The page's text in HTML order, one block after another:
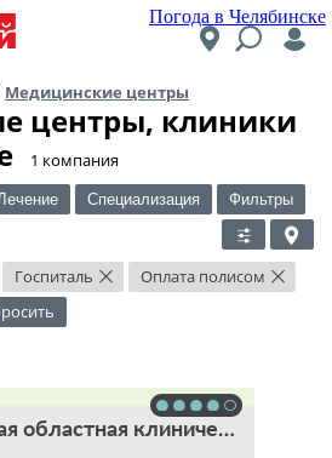
Погода в Челябинске
Медицинские центры
центры, клиники
​1 компания
Специализация Фильтры
Госпиталь × Оплата полисом ×
Челябинская областная клиническая больница